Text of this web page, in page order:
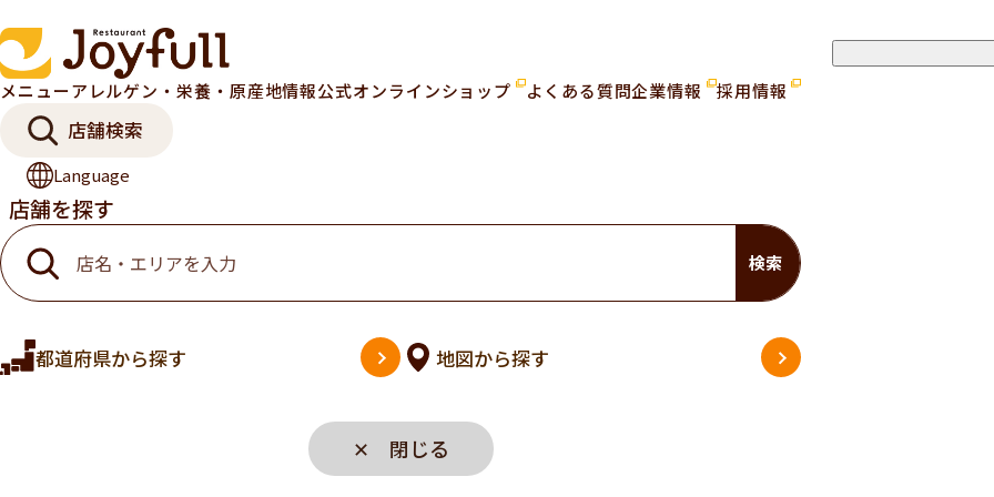
メニューアレルゲン・栄養・原産地情報公式オンラインショップ よくある質問企業情報 採用情報
店舗検索
Language
店舗を探す
検索
都道府県から探す 地図から探す
✕ 閉じる